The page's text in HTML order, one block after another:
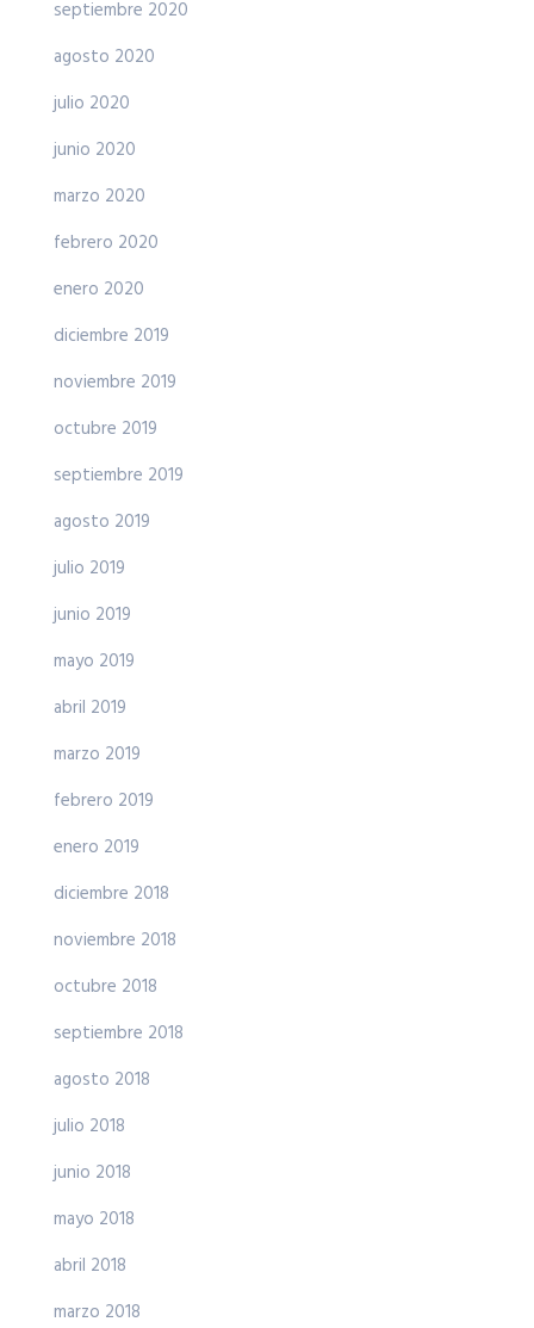
septiembre 2020
agosto 2020
julio 2020
junio 2020
marzo 2020
febrero 2020
enero 2020
diciembre 2019
noviembre 2019
octubre 2019
septiembre 2019
agosto 2019
julio 2019
junio 2019
mayo 2019
abril 2019
marzo 2019
febrero 2019
enero 2019
diciembre 2018
noviembre 2018
octubre 2018
septiembre 2018
agosto 2018
julio 2018
junio 2018
mayo 2018
abril 2018
marzo 2018